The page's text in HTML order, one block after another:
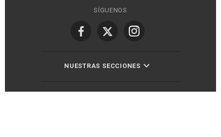
SÍGUENOS
NUESTRAS SECCIONES